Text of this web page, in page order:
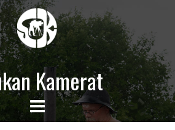
Kamerat